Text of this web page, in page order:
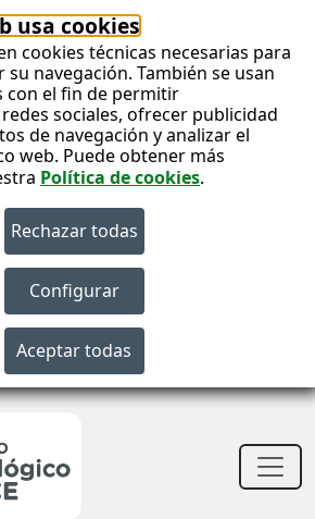
usa cookies
cookies técnicas necesarias para
navegación. También se usan
con el fin de permitir
sociales, ofrecer publicidad
de navegación y analizar el
web. Puede obtener más
Política de cookies.